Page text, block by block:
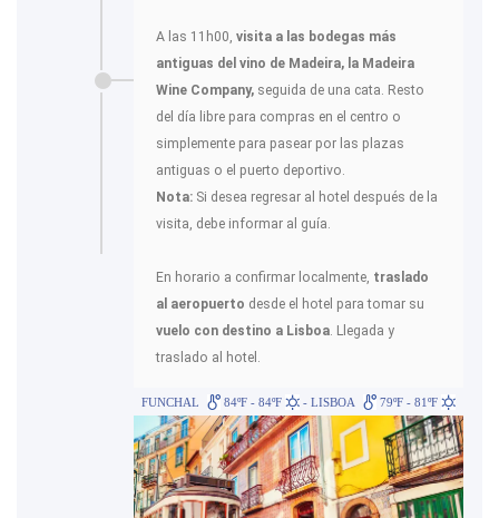
A las 11h00, visita a las bodegas más
antiguas del vino de Madeira, la Madeira
Wine Company, seguida de una cata. Resto
del día libre para compras en el centro o
simplemente para pasear por las plazas
antiguas o el puerto deportivo.
Nota: Si desea regresar al hotel después de la
visita, debe informar al guía.
En horario a confirmar localmente, traslado
al aeropuerto desde el hotel para tomar su
vuelo con destino a Lisboa. Llegada y
traslado al hotel.
FUNCHAL 84ºF - 84ºF - LISBOA 79ºF - 81ºF